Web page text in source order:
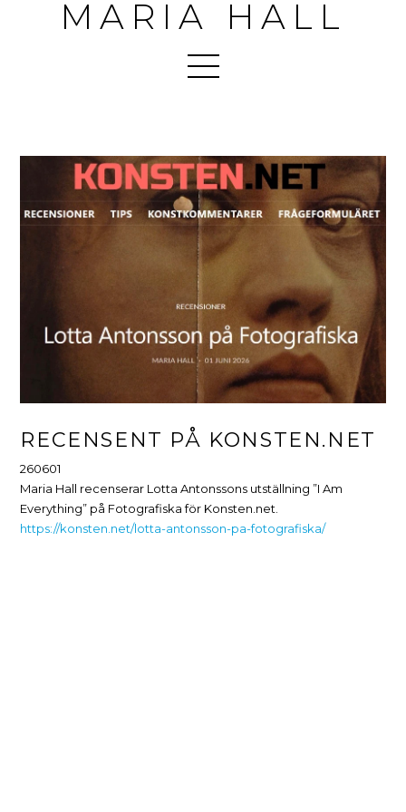
MARIA HALL
RECENSENT PÅ KONSTEN.NET
260601
Maria Hall recenserar Lotta Antonssons utställning ”I Am
Everything” på Fotografiska för Konsten.net.
https://konsten.net/lotta-antonsson-pa-fotografiska/